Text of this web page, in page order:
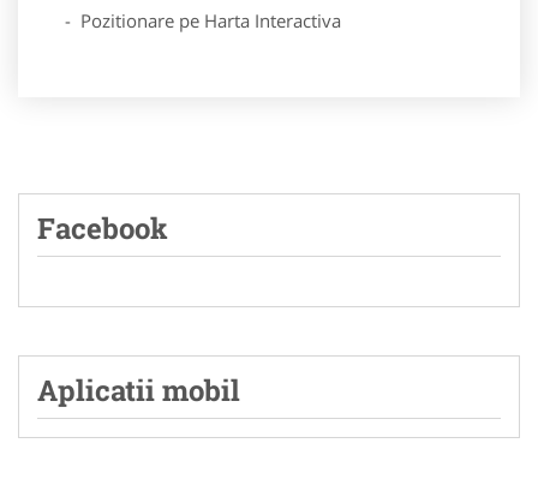
- Pozitionare pe Harta Interactiva
Facebook
Aplicatii mobil